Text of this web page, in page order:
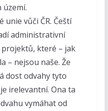
území.
unie vůči ČR. Čeští
administrativní
které – jak
– nejsou naše. Že
dost odvahy tyto
irelevantní. Ona ta
vymáhat od